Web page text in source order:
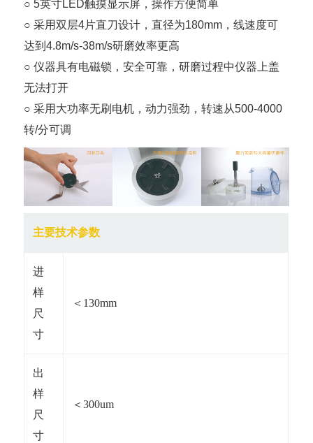
○ 5英寸LED触摸显示屏，操作方便简单
○ 采用双层4片直刀设计，直径为180mm，线速度可
达到4.8m/s-38m/s研磨效率更高
○ 仪器具有电磁锁，安全可靠，研磨过程中仪器上盖
无法打开
○ 采用大功率无刷电机，动力强劲，转速从500-4000
转/分可调
主要技术参数
进
样
尺
寸
＜130mm
出
样
尺
寸
＜300um